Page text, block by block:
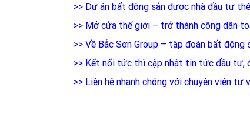
>> Dự án bất động sản được nhà đầu tư
>> Mở cửa thế giới – trở thành công dân
>> Về Bắc Sơn Group – tập đoàn bất động
>> Kết nối tức thì cập nhật tin tức đầu tư,
>> Liên hệ nhanh chóng với chuyên viên tư